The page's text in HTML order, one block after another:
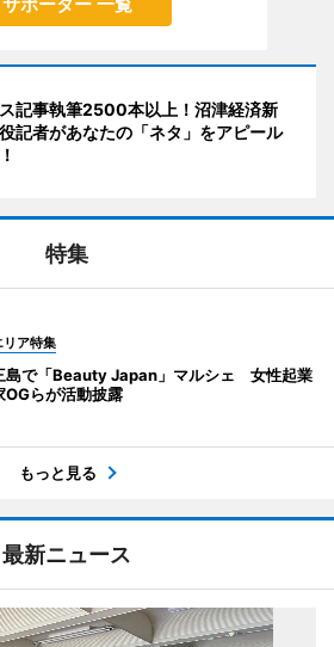
記事執筆2500本以上！沼津経済新
記者があなたの「ネタ」をアピール
特集
リア特集
島で「Beauty Japan」マルシェ 女性起業
OGらが活動披露
もっと見る
最新ニュース